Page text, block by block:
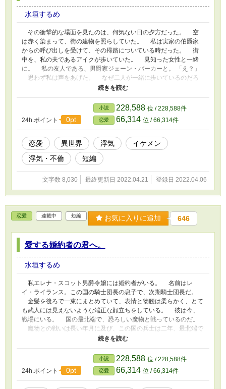
水垣するめ
その衝撃的な場面を見たのは、何気ない日の夕方だった。 空
は赤く染まって、街の建物を照らしていた。 私は実家の伯爵家
からの呼び出しを受けて、その帰路についている時だった。 街
中を、私の夫であるアイクが歩いていた。 見知った女性と一緒
に。 私の友人である、男爵家ジェーン・バーカーと。 「え？」
思わず私は声をあげた。 なぜ二人が一緒に歩いているのだろ
う。 二人に接点は無いはずだ。 会ったのだって、私がジェー
が、何故？ ジェーンと歩くアイクは、どこかいつもよりも楽し
げな表情を浮かべてながら、ジェーンと言葉を交わしていた。
結婚してから一年経って、次第に見なくなった顔だ。 私の胸の
内に不安が湧いてくる。 （駄目よ。簡単に夫を疑うなんて。きっ
と二人はいつの間にか友人になっただけ──） その瞬間。 二人
は手を繋いで。 キスをした。 「──」 言葉にならない声が漏
れた。 胸の中の不安は確かな形となって、目の前に現れた。
24h.ポイント 0pt
小説 228,588 位 / 228,588件
恋愛 66,314 位 / 66,314件
恋愛 異世界 浮気
イケメン
浮気・不倫
短編
文字数 8,030 最終更新日 2022.04.21 登録日 2022.04.06
恋愛 連載中 短編 お気に入りに追加 646
愛する婚約者の君へ。
水垣するめ
私エレナ・スコット男爵令嬢には婚約者がいる。 名前はレ
イ・ライランス。この国の騎士団長の息子で、次期騎士団長だ。
金髪を後ろで一束にまとめていて、表情と物腰は柔らかく、とて
も武人には見えないような端正な顔立ちをしている。 彼は今、
戦場にいる。 国の最北端で、恐ろしい魔物と戦っているのだ。
魔物との戦いは長い年月に及び、この国の兵士は二年、最北端で
魔物と戦う義務がある。 レイは今、その義務を果たしていると
長ということもあり、比較的安全な後方に置かれているらしい。
そんな私の愛する婚約者からは、毎日手紙が届く。
24h.ポイント
0pt
小説 228,588 位 / 228,588件
恋愛 66,314 位 / 66,314件